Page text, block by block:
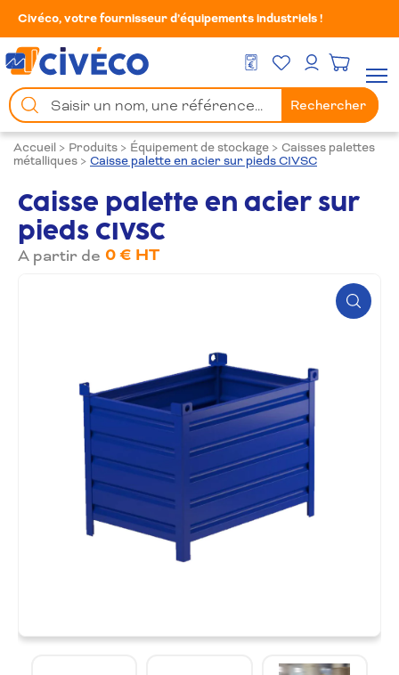
Civéco, votre fournisseur d’équipements industriels !
DEVIS GRATUIT
Mes FavorisMon compte
Chercher
un
produit
Rechercher
Accueil > Produits > Équipement de stockage > Caisses palettes
métalliques > Caisse palette en acier sur pieds CIVSC
Caisse palette en acier sur
pieds CIVSC
A partir de 0 € HT
Zoom